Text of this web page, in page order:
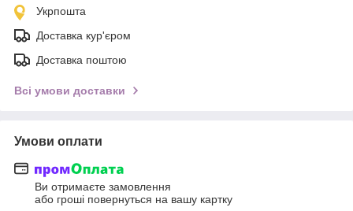
Укрпошта
Доставка кур'єром
Доставка поштою
Всі умови доставки
Умови оплати
Ви отримаєте замовлення
або гроші повернуться на вашу картку